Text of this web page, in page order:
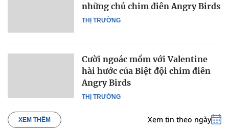
THỊ TRƯỜNG
những chú chim điên Angry Birds
THỊ TRƯỜNG
Cười ngoác mồm với Valentine
hài hước của Biệt đội chim điên
Angry Birds
XEM THÊM Xem tin theo ngày